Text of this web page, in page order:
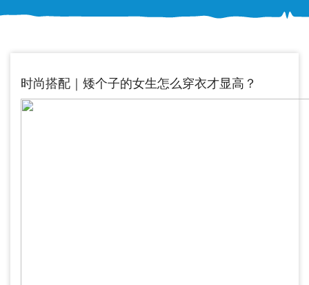
时尚搭配｜矮个子的女生怎么穿衣才显高？